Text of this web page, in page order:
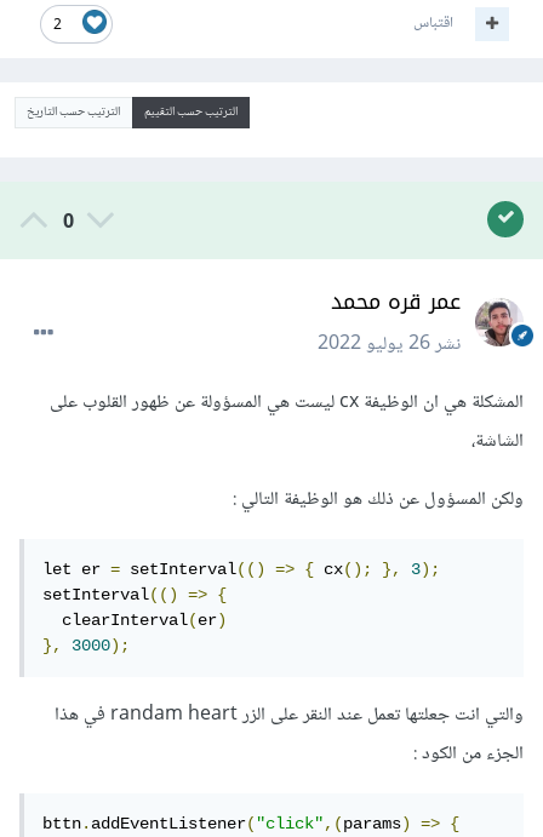
2 اقتباس
الترتيب حسب التقييم الترتيب حسب التاريخ
0
عمر قره محمد
نشر26 يوليو 2022
المشكلة هي ان الوظيفة cx ليست هي المسؤولة عن ظهور القلوب على
الشاشة،
ولكن المسؤول عن ذلك هو الوظيفة التالي :
let er = setInterval(() => { cx(); }, 3);
setInterval(() =>
{
  clearInterval
(er)
},
3000);
والتي انت جعلتها تعمل عند النقر على الزر randam heart في هذا
الجزء من الكود :
bttn.addEventListener("click",(params) =>
{